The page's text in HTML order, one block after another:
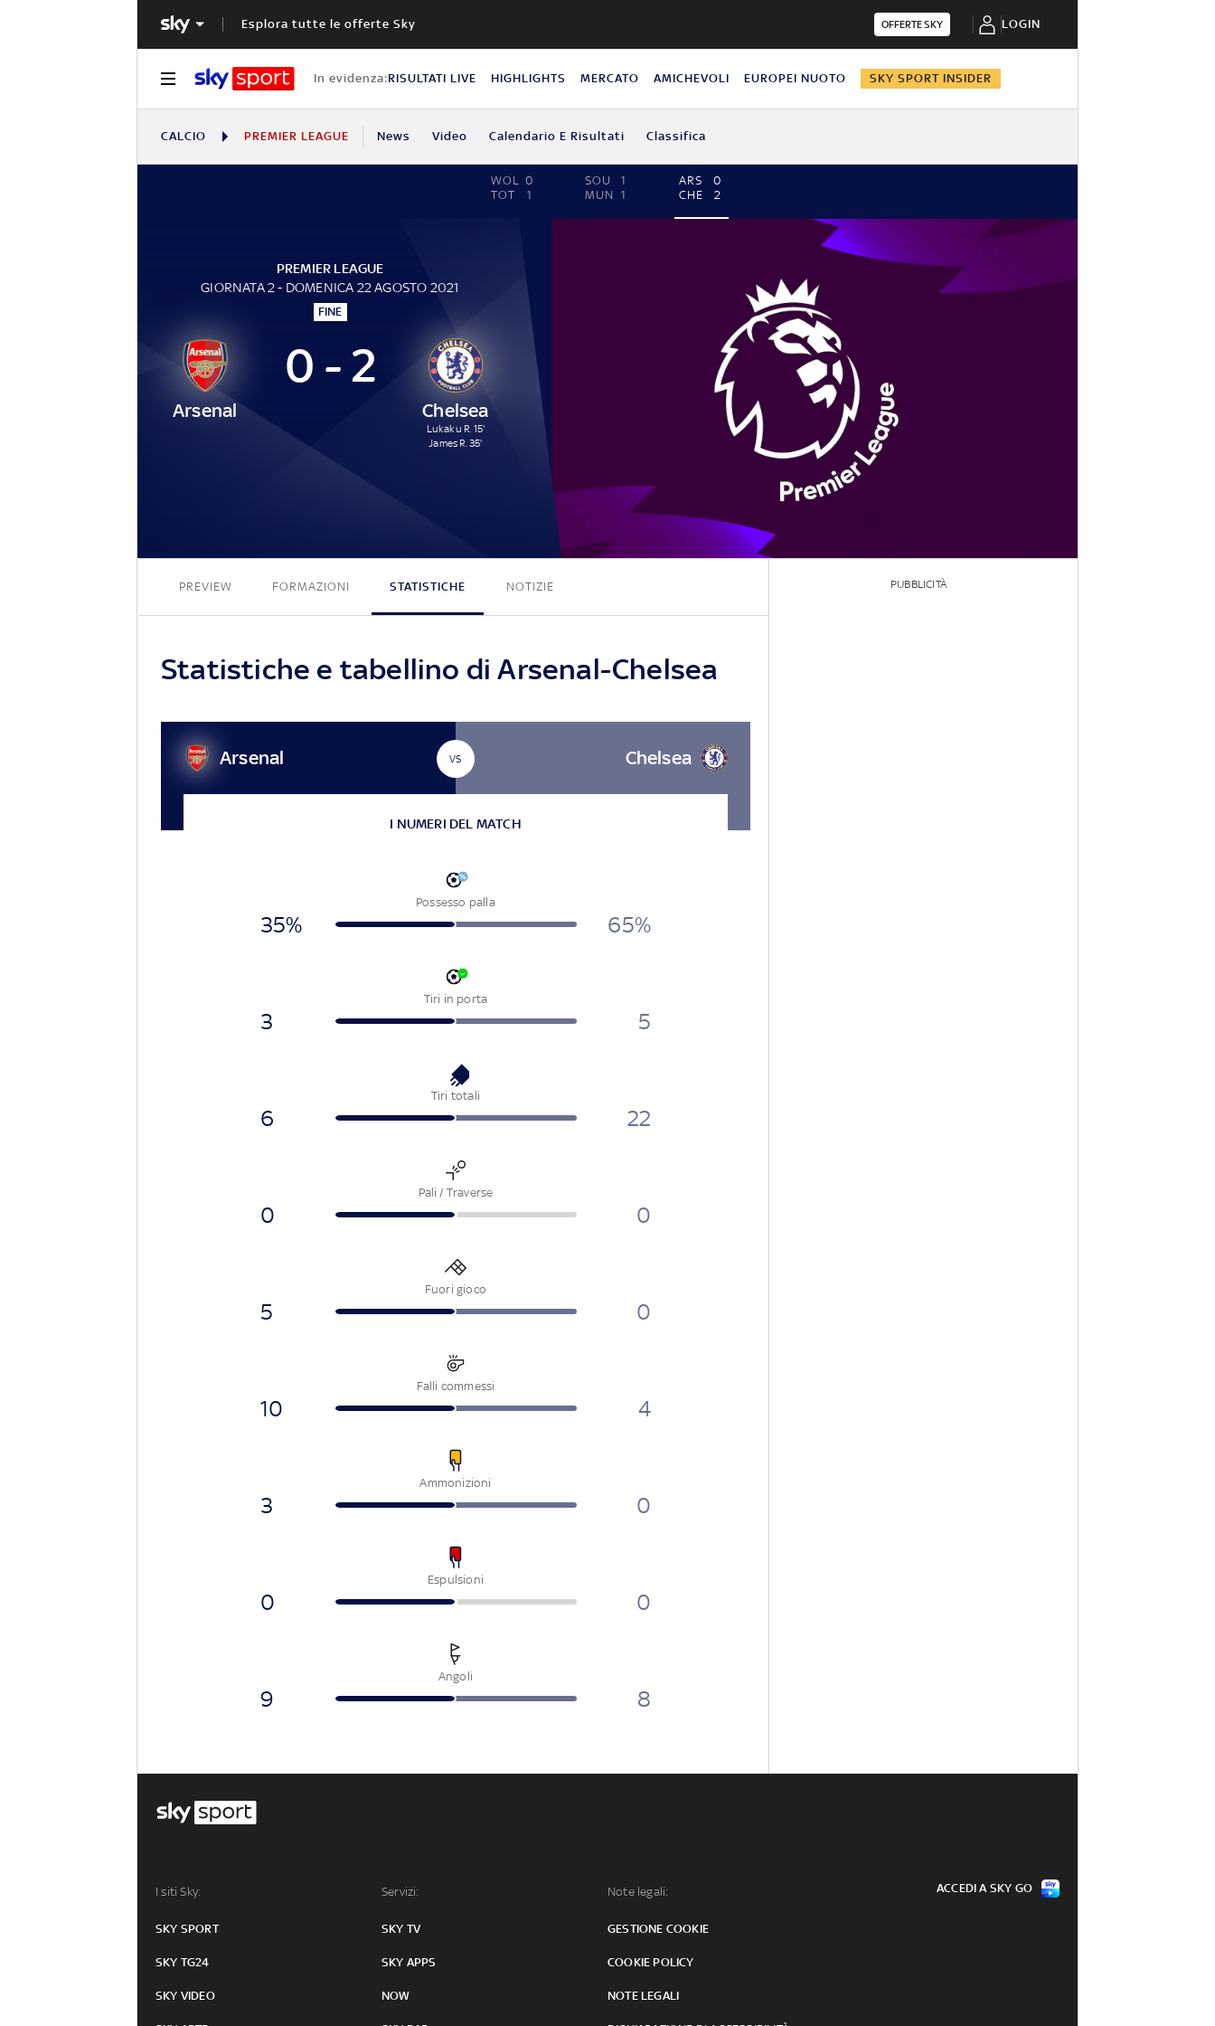
Esplora tutte le offerte Sky OFFERTE SKY LOGIN
In evidenza:RISULTATI LIVE HIGHLIGHTS MERCATO AMICHEVOLI EUROPEI NUOTO SKY SPORT INSIDER
CALCIO PREMIER LEAGUE News Video Calendario E Risultati Classifica
WOL
0
TOT
1
SOU
1
MUN
1
ARS
0
CHE
2
PREMIER LEAGUE
GIORNATA 2 - DOMENICA 22 AGOSTO 2021
FINE
Arsenal
0 - 2
Chelsea
Lukaku R. 15'
James R. 35'
PREVIEW FORMAZIONI STATISTICHE NOTIZIE
Statistiche e tabellino di Arsenal-Chelsea
Arsenal VS Chelsea
I NUMERI DEL MATCH
Possesso palla
35% 65%
Tiri in porta
3 5
Tiri totali
6 22
Pali / Traverse
0 0
Fuori gioco
5 0
Falli commessi
10 4
Ammonizioni
3 0
Espulsioni
0 0
Angoli
9 8
PUBBLICITÀ
I siti Sky:
SKY SPORT
SKY TG24
SKY VIDEO
Servizi:
SKY TV
SKY APPS
NOW
Note legali:
GESTIONE COOKIE
COOKIE POLICY
NOTE LEGALI
ACCEDI A SKY GO